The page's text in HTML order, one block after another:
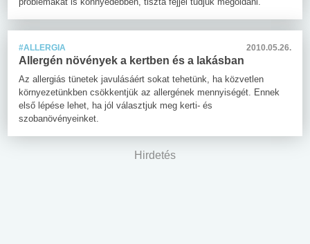
#ALLERGIA 2010.05.26.
Allergén növények a kertben és a lakásban
Az allergiás tünetek javulásáért sokat tehetünk, ha közvetlen
környezetünkben csökkentjük az allergének mennyiségét. Ennek
első lépése lehet, ha jól választjuk meg kerti- és
szobanövényeinket.
Hirdetés